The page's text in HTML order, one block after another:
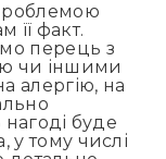
її факт.
перець з
чи іншими
алергію, на
буде
тому числі